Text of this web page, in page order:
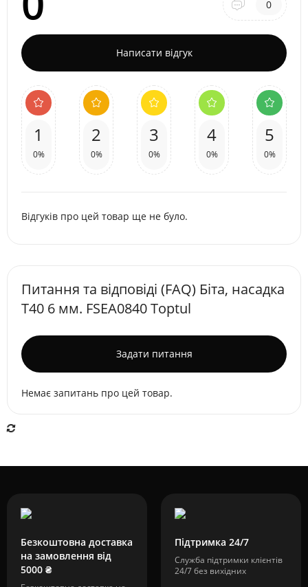
0
Написати відгук
1
0%
2
0%
3
0%
4
0%
5
0%
Відгуків про цей товар ще не було.
Питання та відповіді (FAQ) Біта, насадка
T40 6 мм. FSEA0840 Toptul
Задати питання
Немає запитань про цей товар.
Безкоштовна доставка
на замовлення від
5000 ₴
Підтримка 24/7
Служба підтримки клієнтів
24/7 без вихідних